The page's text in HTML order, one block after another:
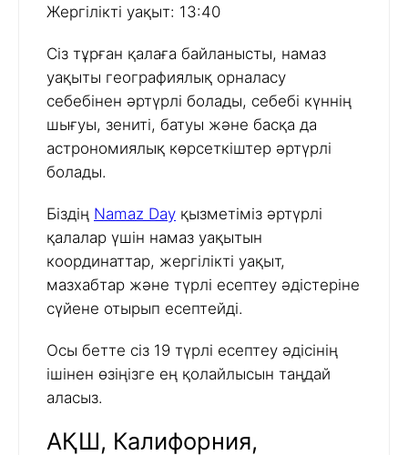
Жергілікті уақыт: 13:40
Сіз тұрған қалаға байланысты, намаз
уақыты географиялық орналасу
себебінен әртүрлі болады, себебі күннің
шығуы, зениті, батуы және басқа да
астрономиялық көрсеткіштер әртүрлі
болады.
Біздің Namaz Day қызметіміз әртүрлі
қалалар үшін намаз уақытын
координаттар, жергілікті уақыт,
мазхабтар және түрлі есептеу әдістеріне
сүйене отырып есептейді.
Осы бетте сіз 19 түрлі есептеу әдісінің
ішінен өзіңізге ең қолайлысын таңдай
аласыз.
АҚШ, Калифорния,